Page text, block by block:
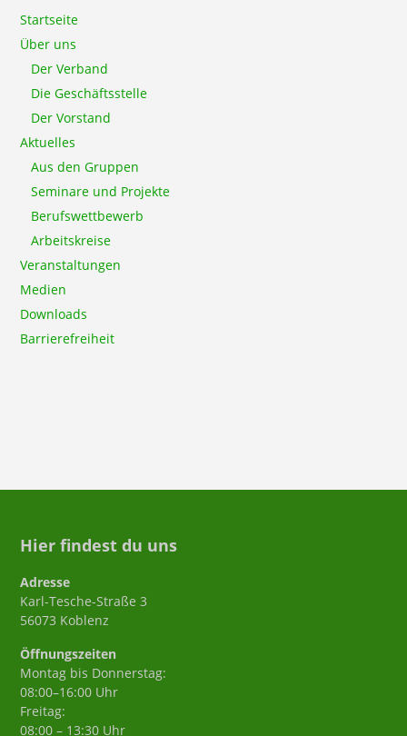
Startseite
Über uns
Der Verband
Die Geschäftsstelle
Der Vorstand
Aktuelles
Aus den Gruppen
Seminare und Projekte
Berufswettbewerb
Arbeitskreise
Veranstaltungen
Medien
Downloads
Barrierefreiheit
Hier findest du uns
Adresse
Karl-Tesche-Straße 3
56073 Koblenz
Öffnungszeiten
Montag bis Donnerstag:
08:00–16:00 Uhr
Freitag:
08:00 – 13:30 Uhr